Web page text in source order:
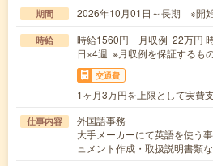
期間 2026年10月01日～長期 ※開
時給
時給1560円 月収例 22万円
日×4週 ※月収例を保証するも
交通費
1ヶ月3万円を上限として実費
仕事内容
外国語事務
大手メーカーにて英語を使う
ュメント作成・取扱説明書類